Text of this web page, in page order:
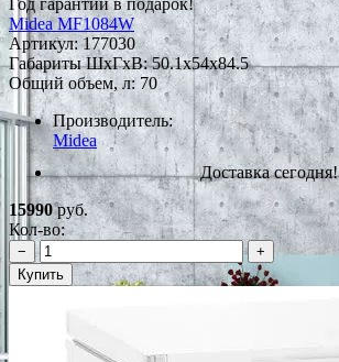
Год гарантии в подарок!
Midea MF1084W
Артикул:177030
Габариты ШxГxВ: 50.1x54x84.5
Общий объем, л: 70
Производитель:
Midea
Доставка сегодня!
15990руб.
Кол-во:
−
+
Купить